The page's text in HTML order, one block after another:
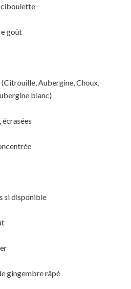
goût
(Citrouille, Aubergine, Choux,
blanc)
si disponible
gingembre râpé